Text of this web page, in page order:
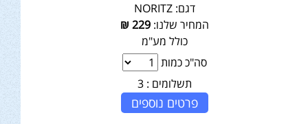
דגם: NORITZ
המחיר שלנו:229
₪
כולל מע"מ
סה"כ כמות
תשלומים : 3
פרטים נוספים